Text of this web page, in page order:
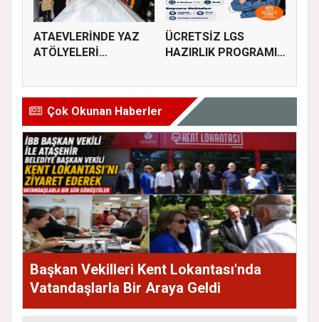
ATAEVLERİNDE YAZ
ATÖLYELERİ
ÜCRETSİZ LGS
HAZIRLIK PROGRAMI
Çok Okunan Haberler
Başkan Vekilleri Kent Lokantası'nda
Vatandaşlarla Bir Araya Geldi